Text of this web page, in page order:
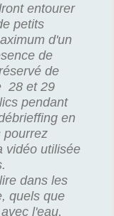
entourer
petits
d'un
de
de
28 et 29
pendant
en
pourrez
vidéo utilisée
dans les
quels que
l'eau,